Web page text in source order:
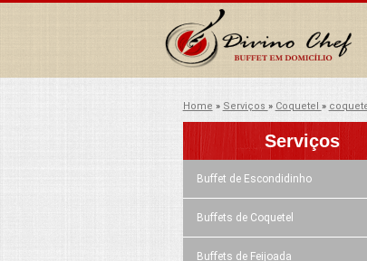
Home » Serviços » Coquetel »
Serviços
Buffet de Escondidinho
Buffets de Coquetel
Buffets de Feijoada